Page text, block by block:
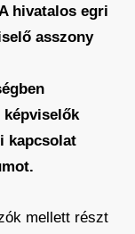
hivatalos egri
asszony
kapcsolat
mellett részt